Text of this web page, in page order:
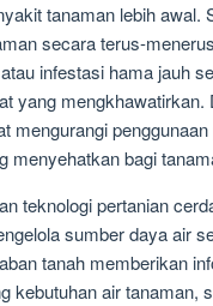
tanaman lebih awal.
secara terus-
infestasi hama jauh
yang mengkhawatirkan.
mengurangi
menyehatkan bagi
teknologi pertanian
sumber daya air
tanah memberikan
kebutuhan air tanaman,